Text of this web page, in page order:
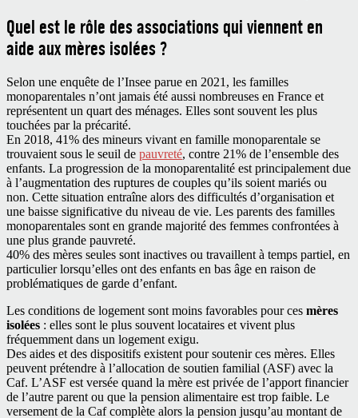
Quel est le rôle des associations qui viennent en
aide aux mères isolées ?
Selon une enquête de l’Insee parue en 2021, les familles
monoparentales n’ont jamais été aussi nombreuses en France et
représentent un quart des ménages. Elles sont souvent les plus
touchées par la précarité.
En 2018, 41% des mineurs vivant en famille monoparentale se
trouvaient sous le seuil de pauvreté, contre 21% de l’ensemble des
enfants. La progression de la monoparentalité est principalement due
à l’augmentation des ruptures de couples qu’ils soient mariés ou
non. Cette situation entraîne alors des difficultés d’organisation et
une baisse significative du niveau de vie. Les parents des familles
monoparentales sont en grande majorité des femmes confrontées à
une plus grande pauvreté.
40% des mères seules sont inactives ou travaillent à temps partiel, en
particulier lorsqu’elles ont des enfants en bas âge en raison de
problématiques de garde d’enfant.
Les conditions de logement sont moins favorables pour ces mères
isolées : elles sont le plus souvent locataires et vivent plus
fréquemment dans un logement exigu.
Des aides et des dispositifs existent pour soutenir ces mères. Elles
peuvent prétendre à l’allocation de soutien familial (ASF) avec la
Caf. L’ASF est versée quand la mère est privée de l’apport financier
de l’autre parent ou que la pension alimentaire est trop faible. Le
versement de la Caf complète alors la pension jusqu’au montant de